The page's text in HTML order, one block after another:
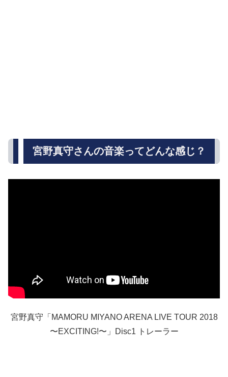
宮野真守さんの音楽ってどんな感じ？
宮野真守「MAMORU MIYANO ARENA LIVE TOUR 2018
〜EXCITING!〜」Disc1 トレーラー